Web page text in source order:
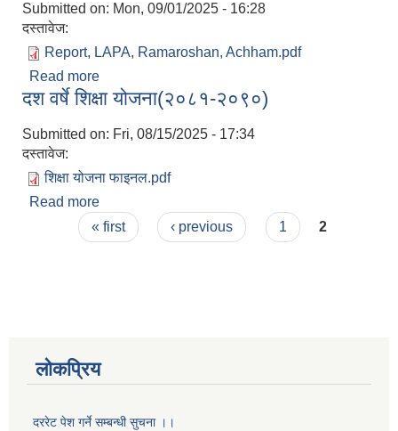
Submitted on: Mon, 09/01/2025 - 16:28
दस्तावेज:
Report, LAPA, Ramaroshan, Achham.pdf
Read more
adaptation plan for action(LAPA)स्थानीय अनुकूलन
action(LAPA) .
दश वर्षे शिक्षा योजना(२०८१-२०९०)
Submitted on: Fri, 08/15/2025 - 17:34
दस्तावेज:
शिक्षा योजना फाइनल.pdf
Read more
Pages« first ‹ previous 1 2
लोकप्रिय
दररेट पेश गर्ने सम्बन्धी सुचना ।।